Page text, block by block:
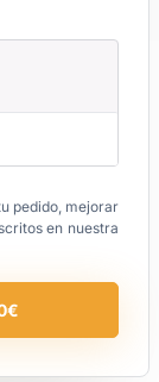
pedido, mejorar
en nuestra